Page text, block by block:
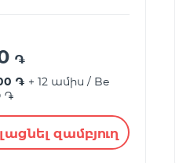
֏
֏ + 12 ամիս / Be
֏
զամբյուղ